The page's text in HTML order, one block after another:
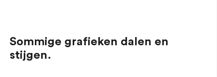
Sommige grafieken dalen en
stijgen.